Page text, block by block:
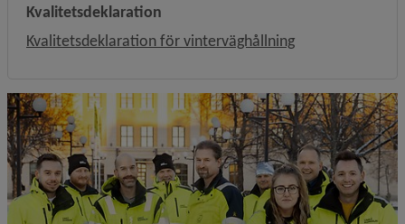
Kvalitetsdeklaration
Kvalitetsdeklaration för vinterväghållning